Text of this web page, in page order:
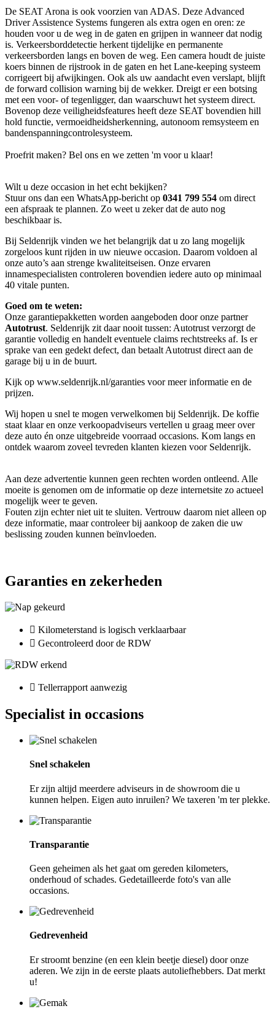
De SEAT Arona is ook voorzien van ADAS. Deze Advanced
Driver Assistence Systems fungeren als extra ogen en oren: ze
houden voor u de weg in de gaten en grijpen in wanneer dat nodig
is. Verkeersborddetectie herkent tijdelijke en permanente
verkeersborden langs en boven de weg. Een camera houdt de juiste
koers binnen de rijstrook in de gaten en het Lane-keeping systeem
corrigeert bij afwijkingen. Ook als uw aandacht even verslapt, blijft
de forward collision warning bij de wekker. Dreigt er een botsing
met een voor- of tegenligger, dan waarschuwt het systeem direct.
Bovenop deze veiligheidsfeatures heeft deze SEAT bovendien hill
hold functie, vermoeidheidsherkenning, autonoom remsysteem en
bandenspanningcontrolesysteem.
Proefrit maken? Bel ons en we zetten 'm voor u klaar!
Wilt u deze occasion in het echt bekijken?
Stuur ons dan een WhatsApp-bericht op 0341 799 554 om direct
een afspraak te plannen. Zo weet u zeker dat de auto nog
beschikbaar is.
Bij Seldenrijk vinden we het belangrijk dat u zo lang mogelijk
zorgeloos kunt rijden in uw nieuwe occasion. Daarom voldoen al
onze auto’s aan strenge kwaliteitseisen. Onze ervaren
innamespecialisten controleren bovendien iedere auto op minimaal
40 vitale punten.
Goed om te weten:
Onze garantie­pakketten worden aangeboden door onze partner
Autotrust. Seldenrijk zit daar nooit tussen: Autotrust verzorgt de
garantie volledig en handelt eventuele claims rechtstreeks af. Is er
sprake van een gedekt defect, dan betaalt Autotrust direct aan de
garage bij u in de buurt.
Kijk op www.seldenrijk.nl/garanties voor meer informatie en de
prijzen.
Wij hopen u snel te mogen verwelkomen bij Seldenrijk. De koffie
staat klaar en onze verkoopadviseurs vertellen u graag meer over
deze auto én onze uitgebreide voorraad occasions. Kom langs en
ontdek waarom zoveel tevreden klanten kiezen voor Seldenrijk.
Aan deze advertentie kunnen geen rechten worden ontleend. Alle
moeite is genomen om de informatie op deze internetsite zo actueel
mogelijk weer te geven.
Fouten zijn echter niet uit te sluiten. Vertrouw daarom niet alleen op
deze informatie, maar controleer bij aankoop de zaken die uw
beslissing zouden kunnen beïnvloeden.
Garanties en zekerheden
Kilometerstand is logisch verklaarbaar
Gecontroleerd door de RDW
Tellerrapport aanwezig
Specialist in occasions
Snel schakelen
Er zijn altijd meerdere adviseurs in de showroom die u
kunnen helpen. Eigen auto inruilen? We taxeren 'm ter plekke.
Transparantie
Geen geheimen als het gaat om gereden kilometers,
onderhoud of schades. Gedetailleerde foto's van alle
occasions.
Gedrevenheid
Er stroomt benzine (en een klein beetje diesel) door onze
aderen. We zijn in de eerste plaats autoliefhebbers. Dat merkt
u!